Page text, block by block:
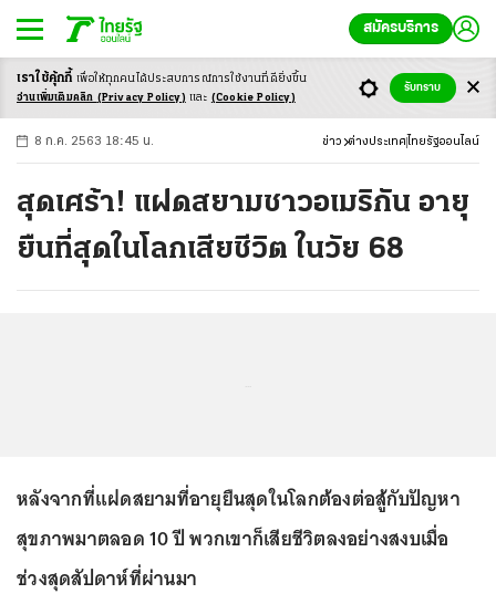
สมัครบริการ
-ก ก ก+
8 ก.ค. 2563 18:45 น. ข่าว ต่างประเทศ ไทยรัฐออนไลน์
สุดเศร้า! แฝดสยามชาวอเมริกัน อายุ
ยืนที่สุดในโลกเสียชีวิต ในวัย 68
หลังจากที่แฝดสยามที่อายุยืนสุดในโลกต้องต่อสู้กับปัญหา
สุขภาพมาตลอด 10 ปี พวกเขาก็เสียชีวิตลงอย่างสงบเมื่อ
ช่วงสุดสัปดาห์ที่ผ่านมา
เราใช้คุ้กกี้ เพื่อให้ทุกคนได้ประสบการณ์การใช้งานที่ดียิ่งขึ้น
อ่านเพิ่มเติมคลิก (Privacy Policy) และ (Cookie Policy)
รับทราบ